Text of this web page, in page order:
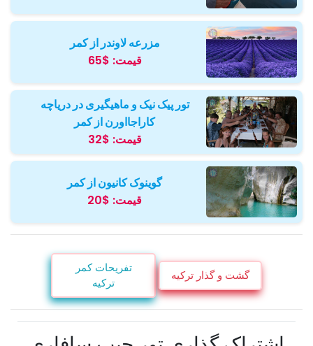
مزرعه لاوندر از کمر
قیمت: $65
تور پیک نیک و ماهیگیری در دریاچه
کاراجااورن از کمر
قیمت: $32
گوینوک کانیون از کمر
قیمت: $20
گشت و گذار ترکیه
تفریحات کمر
ترکیه